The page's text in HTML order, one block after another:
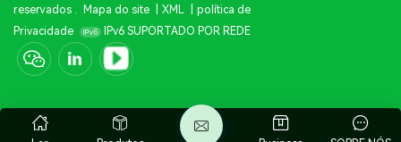
reservados .
Mapa do site XML
política de
Privacidade
IPv6 SUPORTADO POR REDE